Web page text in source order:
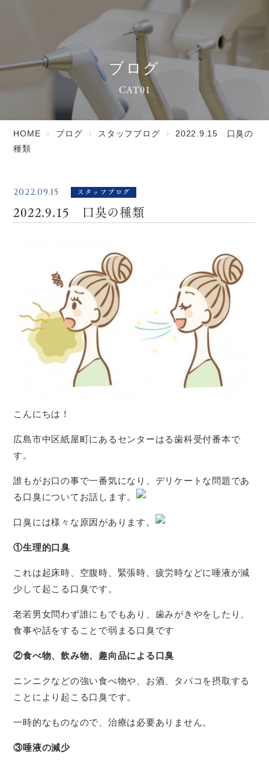
ブログ
CAT01
HOME ブログ スタッフブログ
2022.9.15 口臭の
種類
2022.09.15 スタッフブログ
2022.9.15 口臭の種類
こんにちは！
広島市中区紙屋町にあるセンターはる歯科受付番本で
す。
誰もがお口の事で一番気になり、デリケートな問題であ
る口臭についてお話します。
口臭には様々な原因があります。
①生理的口臭
これは起床時、空腹時、緊張時、疲労時などに唾液が減
少して起こる口臭です。
老若男女問わず誰にもでもあり、歯みがきやをしたり、
食事や話をすることで弱まる口臭です
②食べ物、飲み物、趣向品による口臭
ニンニクなどの強い食べ物や、お酒、タバコを摂取する
ことにより起こる口臭です。
一時的なものなので、治療は必要ありません。
③唾液の減少